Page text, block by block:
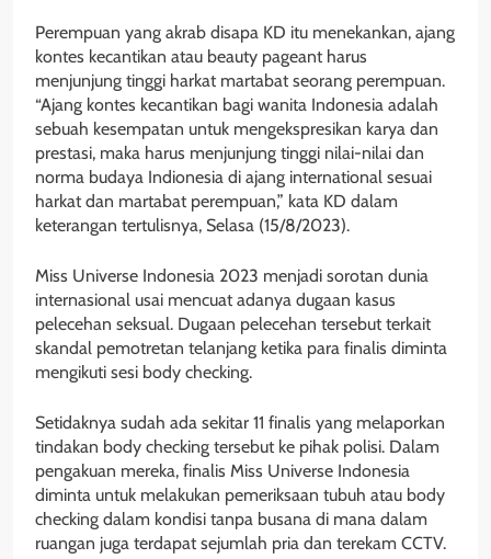
Perempuan yang akrab disapa KD itu menekankan, ajang
kontes kecantikan atau beauty pageant harus
menjunjung tinggi harkat martabat seorang perempuan.
“Ajang kontes kecantikan bagi wanita Indonesia adalah
sebuah kesempatan untuk mengekspresikan karya dan
prestasi, maka harus menjunjung tinggi nilai-nilai dan
norma budaya Indionesia di ajang international sesuai
harkat dan martabat perempuan,” kata KD dalam
keterangan tertulisnya, Selasa (15/8/2023).
Miss Universe Indonesia 2023 menjadi sorotan dunia
internasional usai mencuat adanya dugaan kasus
pelecehan seksual. Dugaan pelecehan tersebut terkait
skandal pemotretan telanjang ketika para finalis diminta
mengikuti sesi body checking.
Setidaknya sudah ada sekitar 11 finalis yang melaporkan
tindakan body checking tersebut ke pihak polisi. Dalam
pengakuan mereka, finalis Miss Universe Indonesia
diminta untuk melakukan pemeriksaan tubuh atau body
checking dalam kondisi tanpa busana di mana dalam
ruangan juga terdapat sejumlah pria dan terekam CCTV.